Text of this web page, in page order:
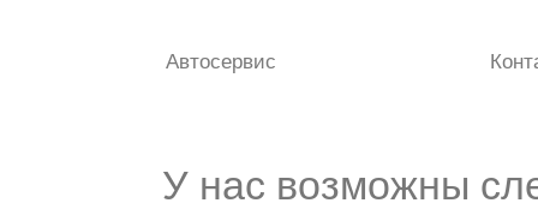
Автосервис
У нас возможны